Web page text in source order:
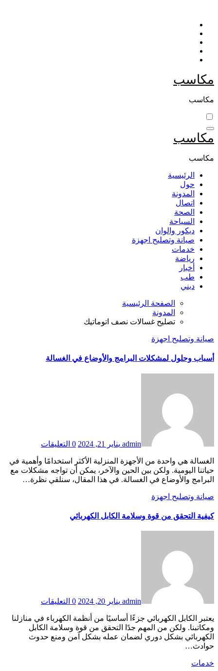
التجاوز
المحتوى
مكاسب
مكاسب
مكاسب
مكاسب
الرئيسية
حول
المدونة
اتصال
الصحة
السياحة
ديكور والوان
صيانة وتصليح اجهزة
خدمات
رياضة
أخبار
طب
ديني
الصفحة الرئيسية
المدونة
تصليح غسالات نصف اتوماتيك
صيانة وتصليح اجهزة
أسباب وحلول لمشكلات البرامج والأوضاع في الغسالة
admin يناير 21, 2024 0 التعليقات
حياتنا اليومية. ولكن بين الحين والآخر، يمكن أن تواجه مشكلات مع
البرامج والأوضاع في الغسالة. في هذا المقال، سنلقي نظرة…
صيانة وتصليح اجهزة
كيفية التحقق من قوة وسلامة الكابل الكهربائي
admin يناير 20, 2024 0 التعليقات
يعتبر الكابل الكهربائي جزءًا أساسيًا من أنظمة الكهرباء في منازلنا
ومكاتبنا. ولكن من المهم جدًا التحقق من قوة وسلامة الكابل
الكهربائي بشكل دوري لضمان عمله بشكل آمن ومنع حدوث
حوادث…
خدمات